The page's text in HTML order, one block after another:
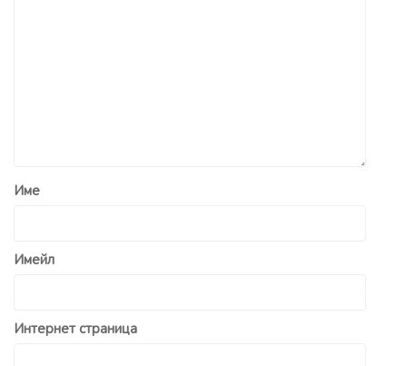
Име
Имейл
Интернет страница